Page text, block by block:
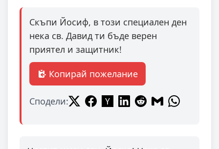
Скъпи Йосиф, в този специален ден
нека св. Давид ти бъде верен
приятел и защитник!
Копирай пожелание
Сподели: